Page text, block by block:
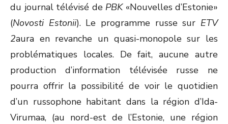
du journal télévisé de PBK«Nouvelles d’Estonie»
(Novosti Estonii). Le programme russe sur ETV
2aura en revanche un quasi-monopole sur les
problématiques locales. De fait, aucune autre
production d’information télévisée russe ne
pourra offrir la possibilité de voir le quotidien
d’un russophone habitant dans la région d’Ida-
Virumaa, (au nord-est de l’Estonie, une région